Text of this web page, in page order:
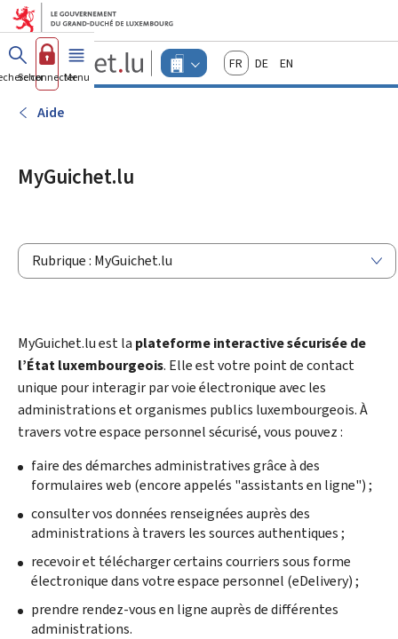
Aller au menu principal
Aller au contenu
Guichet.lu
Changer
d'espace
FrançaisDeutschEnglish
Se connecterMenu principal
Aide
MyGuichet.lu
Rubrique : MyGuichet.lu
MyGuichet.lu est la plateforme interactive sécurisée de
l’État luxembourgeois. Elle est votre point de contact
unique pour interagir par voie électronique avec les
administrations et organismes publics luxembourgeois. À
travers votre espace personnel sécurisé, vous pouvez :
faire des démarches administratives grâce à des
formulaires web (encore appelés "assistants en ligne") ;
consulter vos données renseignées auprès des
administrations à travers les sources authentiques ;
recevoir et télécharger certains courriers sous forme
électronique dans votre espace personnel (eDelivery) ;
prendre rendez-vous en ligne auprès de différentes
administrations.